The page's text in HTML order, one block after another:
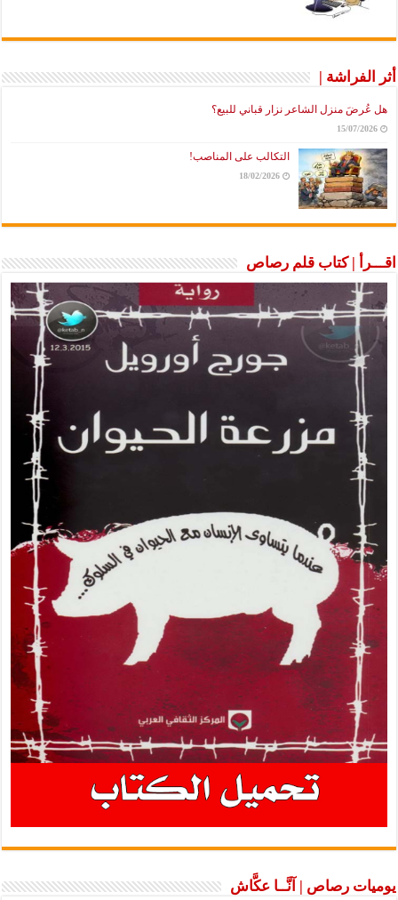
أثر الفراشة |
هل عُرضَ منزل الشاعر نزار قباني للبيع؟
15/07/2026
التكالب على المناصب!
18/02/2026
اقـــرأ | كتاب قلم رصاص
يوميات رصاص | آنَّــا عكَّاش